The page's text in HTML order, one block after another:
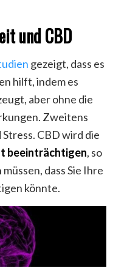
und CBD
gezeigt, dass es
hilft, indem es
aber ohne die
Zweitens
CBD wird die
beeinträchtigen, so
dass Sie Ihre
könnte.